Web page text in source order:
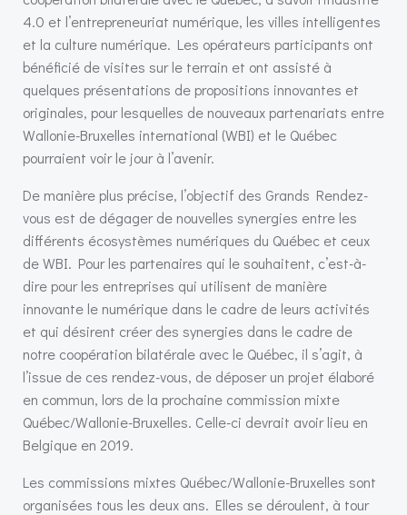
4.0 et l’entrepreneuriat numérique, les villes intelligentes
et la culture numérique. Les opérateurs participants ont
bénéficié de visites sur le terrain et ont assisté à
quelques présentations de propositions innovantes et
originales, pour lesquelles de nouveaux partenariats entre
Wallonie-Bruxelles international (WBI) et le Québec
pourraient voir le jour à l’avenir.
De manière plus précise, l’objectif des Grands Rendez-
vous est de dégager de nouvelles synergies entre les
différents écosystèmes numériques du Québec et ceux
de WBI. Pour les partenaires qui le souhaitent, c’est-à-
dire pour les entreprises qui utilisent de manière
innovante le numérique dans le cadre de leurs activités
et qui désirent créer des synergies dans le cadre de
notre coopération bilatérale avec le Québec, il s’agit, à
l’issue de ces rendez-vous, de déposer un projet élaboré
en commun, lors de la prochaine commission mixte
Québec/Wallonie-Bruxelles. Celle-ci devrait avoir lieu en
Belgique en 2019.
Les commissions mixtes Québec/Wallonie-Bruxelles sont
organisées tous les deux ans. Elles se déroulent, à tour